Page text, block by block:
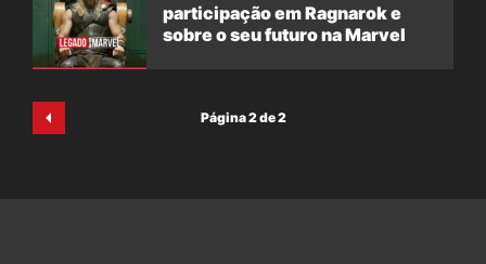
participação em Ragnarok e
sobre o seu futuro na Marvel
Página 2 de 2